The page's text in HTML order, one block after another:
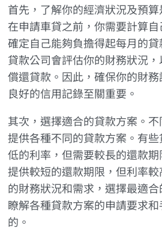
首先，了解你的經濟狀況及預算
在申請車貸之前，你需要計算
確定自己能夠負擔得起每月的
貸款公司會評估你的財務狀況
償還貸款。因此，確保你的財
良好的信用記錄至關重要。
其次，選擇適合的貸款方案。
提供各種不同的貸款方案。有
低的利率，但需要較長的還款
提供較短的還款期限，但利率
的財務狀況和需求，選擇最適合
瞭解各種貸款方案的申請要求
的。